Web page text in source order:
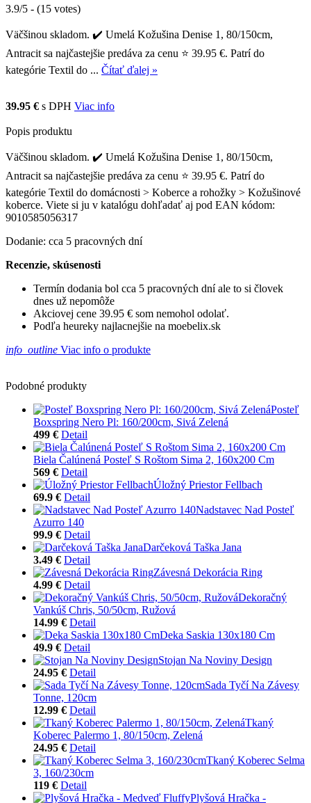
3.9/5 - (15 votes)
Väčšinou skladom. ✔️ Umelá Kožušina Denise 1, 80/150cm,
Antracit sa najčastejšie predáva za cenu ⭐ 39.95 €. Patrí do
kategórie Textil do ... Čítať ďalej »
39.95 € s DPH Viac info
Popis produktu
Väčšinou skladom. ✔️ Umelá Kožušina Denise 1, 80/150cm,
Antracit sa najčastejšie predáva za cenu ⭐ 39.95 €. Patrí do
kategórie Textil do domácnosti > Koberce a rohožky > Kožušinové
koberce. Viete si ju v katalógu dohľadať aj pod EAN kódom:
9010585056317
Dodanie: cca 5 pracovných dní
Recenzie, skúsenosti
Termín dodania bol cca 5 pracovných dní ale to si človek
dnes už nepomôže
Akciovej cene 39.95 € som nemohol odolať.
Podľa heureky najlacnejšie na moebelix.sk
info_outline Viac info o produkte
Podobné produkty
Posteľ
Boxspring Nero Pl: 160/200cm, Sivá Zelená
499 € Detail
Biela Čalúnená Posteľ S Roštom Sima 2, 160x200 Cm
569 € Detail
Úložný Priestor Fellbach
69.9 € Detail
Nadstavec Nad Posteľ
Azurro 140
99.9 € Detail
Darčeková Taška Jana
3.49 € Detail
Závesná Dekorácia Ring
4.99 € Detail
Dekoračný
Vankúš Chris, 50/50cm, Ružová
14.99 € Detail
Deka Saskia 130x180 Cm
49.9 € Detail
Stojan Na Noviny Design
24.95 € Detail
Sada Tyčí Na Závesy
Tonne, 120cm
12.99 € Detail
Tkaný
Koberec Palermo 1, 80/150cm, Zelená
24.95 € Detail
Tkaný Koberec Selma
3, 160/230cm
119 € Detail
Plyšová Hračka -